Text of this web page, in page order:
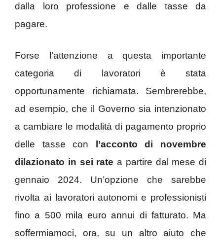
dalla loro professione e dalle tasse da
pagare.
Forse l’attenzione a questa importante
categoria di lavoratori è stata
opportunamente richiamata. Sembrerebbe,
ad esempio, che il Governo sia intenzionato
a cambiare le modalità di pagamento proprio
delle tasse con l’acconto di novembre
dilazionato in sei rate a partire dal mese di
gennaio 2024. Un’opzione che sarebbe
rivolta ai lavoratori autonomi e professionisti
fino a 500 mila euro annui di fatturato. Ma
soffermiamoci, ora, su un altro aiuto che